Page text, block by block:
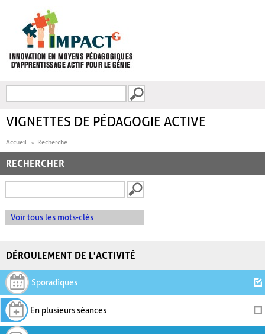
FORMULAIRE DE
VIGNETTES DE PÉDAGOGIE ACTIVE
Accueil Recherche
RECHERCHER
Voir tous les mots-clés
DÉROULEMENT DE L'ACTIVITÉ
Sporadiques
En plusieurs séances